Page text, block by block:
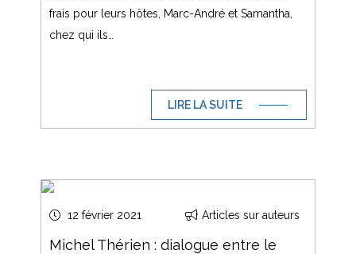
frais pour leurs hôtes, Marc-André et Samantha,
chez qui ils…
LIRE LA SUITE
12 février 2021 Articles sur auteurs
Michel Thérien : dialogue entre le